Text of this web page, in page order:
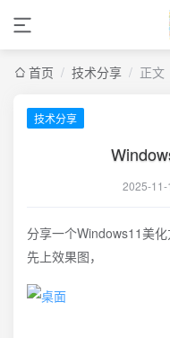
首页 / 技术分享 / 正文
技术分享
2025-11-
分享一个Windows11美化
先上效果图，